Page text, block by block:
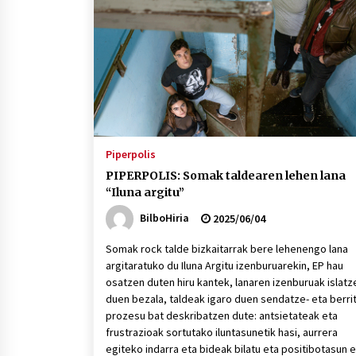
protagonista
2026/07/16
POTTO: San Pedro jaietako bertso-
saioa
2026/07/09
Auritz Iñurrietaren margoak
Piperpolis
PIPERPOLIS: Somak taldearen lehen lana
“Iluna argitu”
BilboHiria
2025/06/04
Somak rock talde bizkaitarrak bere lehenengo lana
argitaratuko du Iluna Argitu izenburuarekin, EP hau
osatzen duten hiru kantek, lanaren izenburuak
duen bezala, taldeak igaro duen sendatze- eta
prozesu bat deskribatzen dute: antsietateak eta
frustrazioak sortutako iluntasunetik hasi, aurrera
egiteko indarra eta bideak bilatu eta positibotasun